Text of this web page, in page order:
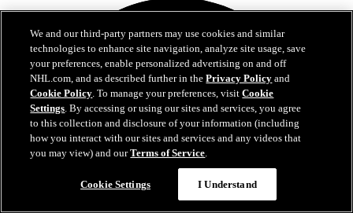
We and our third-party partners may use cookies and similar
technologies to enhance site navigation, analyze site usage, save
your preferences, enable personalized advertising on and off
NHL.com, and as described further in thePrivacy Policy and
Cookie Policy. To manage your preferences, visitCookie
Settings. By accessing or using our sites and services, you agree
to this collection and disclosure of your information (including
how you interact with our sites and services and any videos that
you may view) and ourTerms of Service.
Cookie Settings I Understand